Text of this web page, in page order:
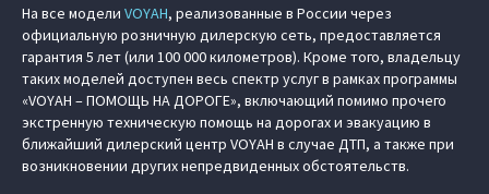
На все модели VOYAH, реализованные в России через
официальную розничную дилерскую сеть, предоставляется
гарантия 5 лет (или 100 000 километров). Кроме того, владельцу
таких моделей доступен весь спектр услуг в рамках программы
«VOYAH – ПОМОЩЬ НА ДОРОГЕ», включающий помимо прочего
экстренную техническую помощь на дорогах и эвакуацию в
ближайший дилерский центр VOYAH в случае ДТП, а также при
возникновении других непредвиденных обстоятельств.